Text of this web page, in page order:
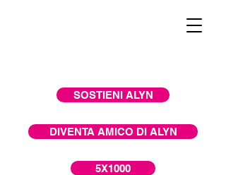
SOSTIENI ALYN
DIVENTA AMICO DI ALYN
5X1000